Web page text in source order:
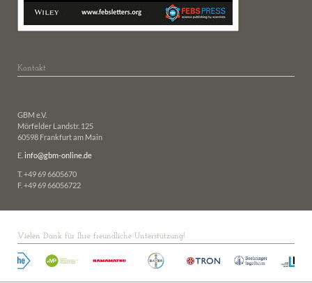
Kontakt
GBM e.V.
Mörfelder Landstr. 125
60598 Frankfurt am Main
E. info@gbm-online.de
T. +49 69 6605670
F. +49 69 66056722
Vielen Dank für Ihre freundliche Unterstützung!